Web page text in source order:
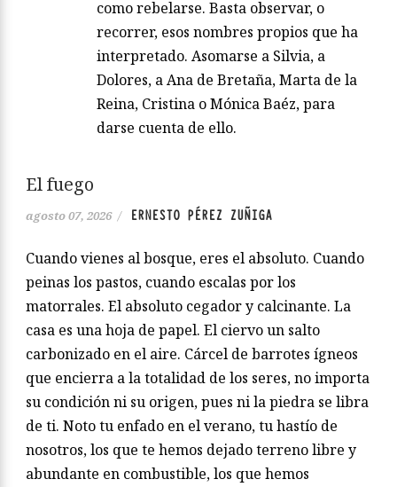
como rebelarse. Basta observar, o
recorrer, esos nombres propios que ha
interpretado. Asomarse a Silvia, a
Dolores, a Ana de Bretaña, Marta de la
Reina, Cristina o Mónica Baéz, para
darse cuenta de ello.
El fuego
agosto 07, 2026 / ERNESTO PÉREZ ZUÑIGA
Cuando vienes al bosque, eres el absoluto. Cuando
peinas los pastos, cuando escalas por los
matorrales. El absoluto cegador y calcinante. La
casa es una hoja de papel. El ciervo un salto
carbonizado en el aire. Cárcel de barrotes ígneos
que encierra a la totalidad de los seres, no importa
su condición ni su origen, pues ni la piedra se libra
de ti. Noto tu enfado en el verano, tu hastío de
nosotros, los que te hemos dejado terreno libre y
abundante en combustible, los que hemos